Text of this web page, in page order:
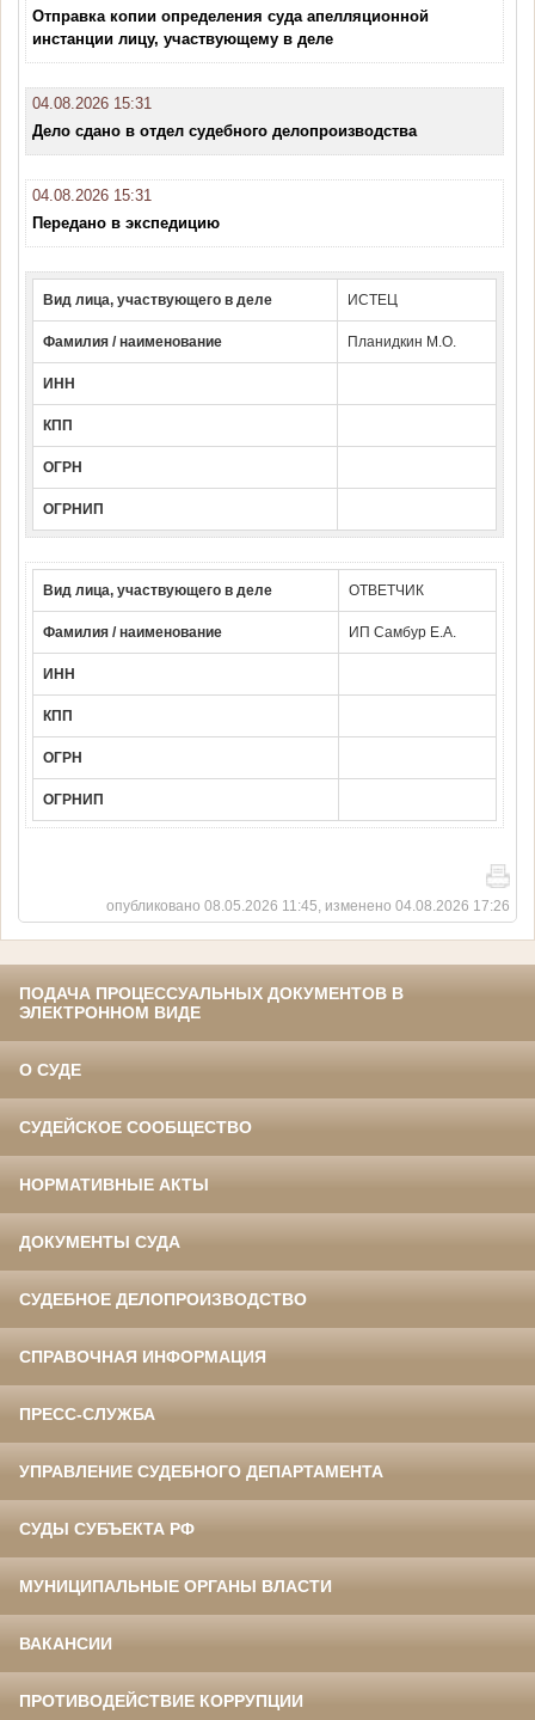
Отправка копии определения суда апелляционной
инстанции лицу, участвующему в деле
04.08.2026 15:31
Дело сдано в отдел судебного делопроизводства
04.08.2026 15:31
Передано в экспедицию
Вид лица, участвующего в деле ИСТЕЦ
Фамилия / наименование Планидкин М.О.
ИНН
КПП
ОГРН
ОГРНИП
Вид лица, участвующего в деле ОТВЕТЧИК
Фамилия / наименование ИП Самбур Е.А.
ИНН
КПП
ОГРН
ОГРНИП
опубликовано 08.05.2026 11:45, изменено 04.08.2026 17:26
ПОДАЧА ПРОЦЕССУАЛЬНЫХ ДОКУМЕНТОВ В
ЭЛЕКТРОННОМ ВИДЕ
О СУДЕ
СУДЕЙСКОЕ СООБЩЕСТВО
НОРМАТИВНЫЕ АКТЫ
ДОКУМЕНТЫ СУДА
СУДЕБНОЕ ДЕЛОПРОИЗВОДСТВО
СПРАВОЧНАЯ ИНФОРМАЦИЯ
ПРЕСС-СЛУЖБА
УПРАВЛЕНИЕ СУДЕБНОГО ДЕПАРТАМЕНТА
СУДЫ СУБЪЕКТА РФ
МУНИЦИПАЛЬНЫЕ ОРГАНЫ ВЛАСТИ
ВАКАНСИИ
ПРОТИВОДЕЙСТВИЕ КОРРУПЦИИ